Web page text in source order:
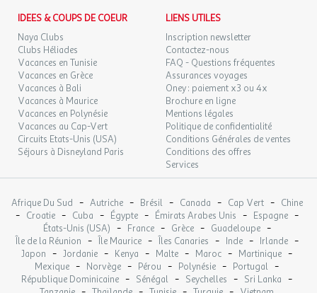
IDEES & COUPS DE COEUR
Naya Clubs
Clubs Héliades
Vacances en Tunisie
Vacances en Grèce
Vacances à Bali
Vacances à Maurice
Vacances en Polynésie
Vacances au Cap-Vert
Circuits Etats-Unis (USA)
Séjours à Disneyland Paris
LIENS UTILES
Inscription newsletter
Contactez-nous
FAQ - Questions fréquentes
Assurances voyages
Oney : paiement x3 ou 4x
Brochure en ligne
Mentions légales
Politique de confidentialité
Conditions Générales de ventes
Conditions des offres
Services
Afrique Du Sud - Autriche - Brésil - Canada - Cap Vert - Chine
- Croatie - Cuba - Égypte - Émirats Arabes Unis - Espagne -
États-Unis (USA) - France - Grèce - Guadeloupe -
Île de la Réunion - Île Maurice - Îles Canaries - Inde - Irlande -
Japon - Jordanie - Kenya - Malte - Maroc - Martinique -
Mexique - Norvège - Pérou - Polynésie - Portugal -
République Dominicaine - Sénégal - Seychelles - Sri Lanka -